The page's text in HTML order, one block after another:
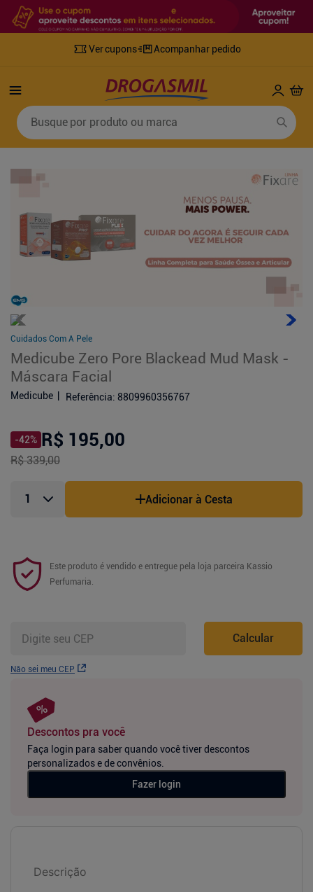
Ver cupons Acompanhar pedido
Busque por produto ou marca
Cuidados Com A Pele
Medicube Zero Pore Blackead Mud Mask -
Máscara Facial
Medicube Referência: 8809960356767
-42% R$ 195,00
R$ 339,00
Adicionar à Cesta
Este produto é vendido e entregue pela loja parceira Kassio
Perfumaria.
Não sei meu CEP
Calcular
Descontos pra você
Faça login para saber quando você tiver descontos
personalizados e de convênios.
Fazer login
Descrição
Termos mais buscados
3
5º desodorante
fralda xg
10º shampoo